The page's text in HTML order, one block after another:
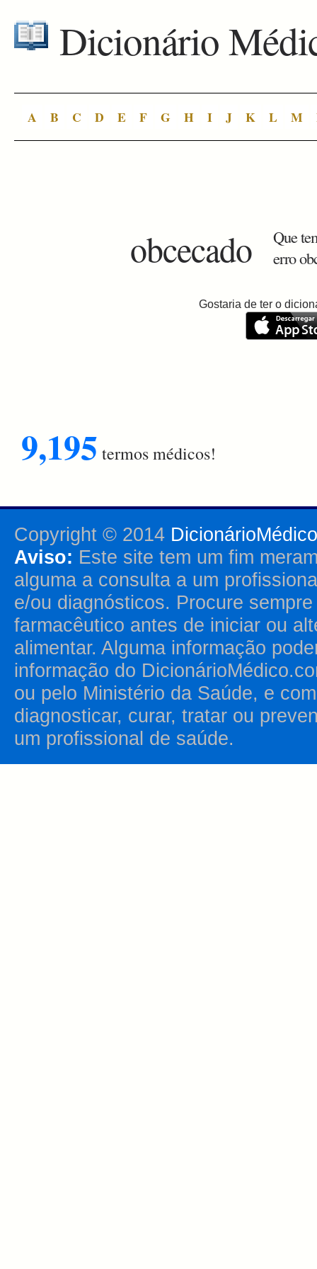
Dicionário
A B C D E F G H I J K L M
obcecado
Que
erro
Gostaria de ter o
9,195 termos médicos!
Copyright © 2014
Aviso: Este site tem um fim
alguma a consulta a um
e/ou diagnósticos. Procure
farmacêutico antes de iniciar ou
alimentar. Alguma informação
informação do
ou pelo Ministério da Saúde, e
diagnosticar, curar, tratar ou
um profissional de saúde.